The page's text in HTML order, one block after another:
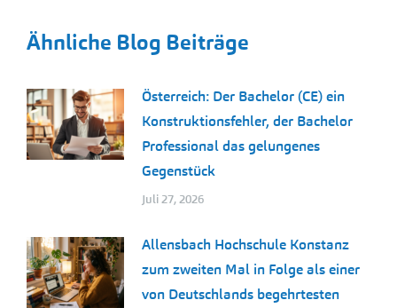
Ähnliche Blog Beiträge
Österreich: Der Bachelor (CE) ein
Konstruktionsfehler, der Bachelor
Professional das gelungenes
Gegenstück
Juli 27, 2026
Allensbach Hochschule Konstanz
zum zweiten Mal in Folge als einer
von Deutschlands begehrtesten